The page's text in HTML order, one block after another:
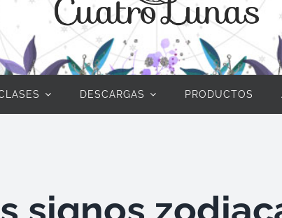
DESCARGAS PRODUCTOS